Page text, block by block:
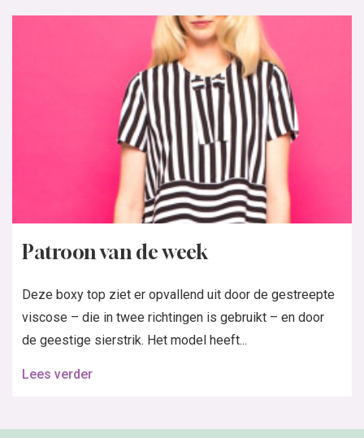
Patroon van de week
Deze boxy top ziet er opvallend uit door de gestreepte
viscose – die in twee richtingen is gebruikt – en door
de geestige sierstrik. Het model heeft...
Lees verder